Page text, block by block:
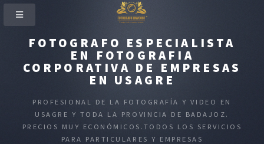
FOTOGRAFO ESPECIALISTA
EN FOTOGRAFIA
CORPORATIVA DE EMPRESAS
EN USAGRE
PROFESIONAL DE LA FOTOGRAFÍA Y VIDEO EN
USAGRE Y TODA LA PROVINCIA DE BADAJOZ.
PRECIOS MUY ECONÓMICOS.TODOS LOS SERVICIOS
PARA PARTICULARES Y EMPRESAS